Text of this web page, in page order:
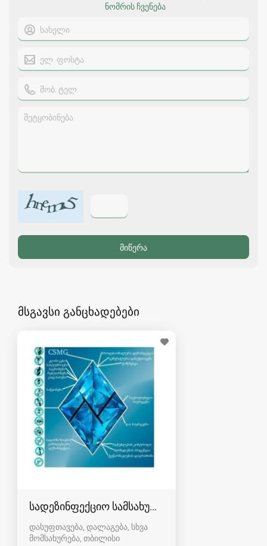
ნომრის ჩვენება
მსგავსი განცხადებები
სადეზინფექციო სამსახური კრისტალი
დასუფთავება, დალაგება, სხვა
მომსახურება თბილისი